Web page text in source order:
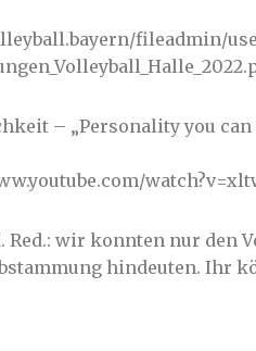
fileadmin/
– „Personality you
Red.: wir konnten nur den
hindeuten. Ihr